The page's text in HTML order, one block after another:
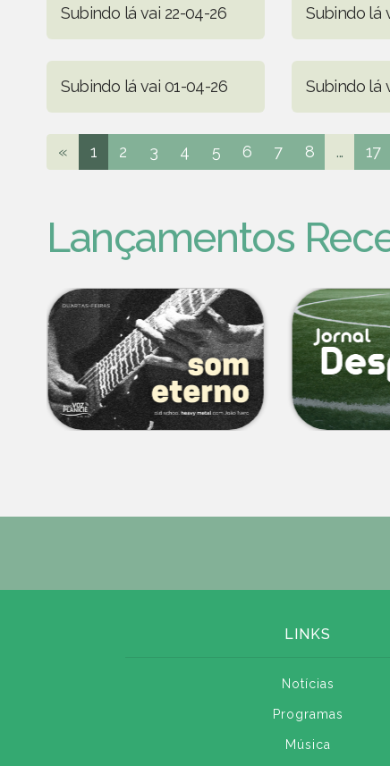
Subindo lá vai 22-04-26 Subindo lá
Subindo lá vai 01-04-26 Subindo lá
« 1 2 3 4 5 6 7 8 ... 17
Lançamentos
LINKS
Notícias
Programas
Música